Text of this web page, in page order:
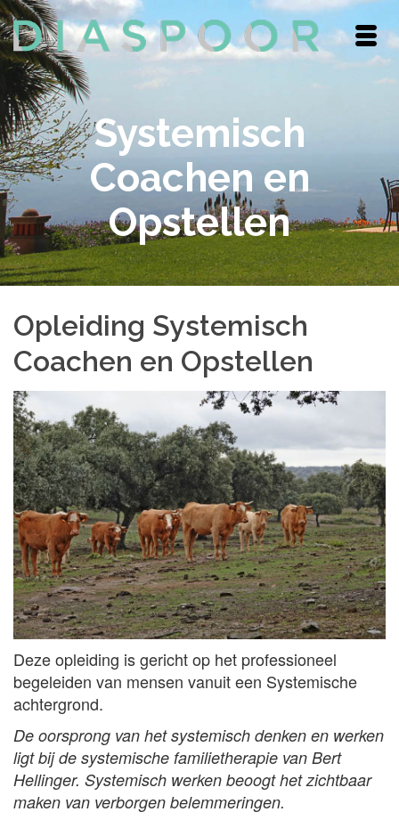
Systemisch
Coachen en
Opstellen
Opleiding Systemisch
Coachen en Opstellen
Deze opleiding is gericht op het professioneel
begeleiden van mensen vanuit een Systemische
achtergrond.
De oorsprong van het systemisch denken en werken
ligt bij de systemische familietherapie van Bert
Hellinger. Systemisch werken beoogt het zichtbaar
maken van verborgen belemmeringen.